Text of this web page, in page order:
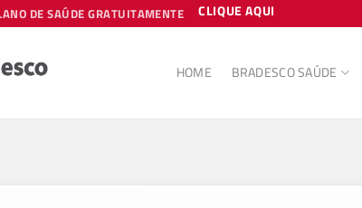
DE SAÚDE GRATUITAMENTE CLIQUE AQUI
HOME BRADESCO SAÚDE